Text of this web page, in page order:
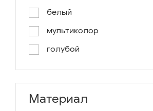
белый
мультиколор
голубой
жёлтый
розовый
фиолетовый
Материал